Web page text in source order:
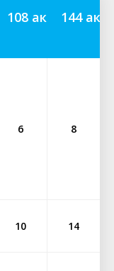
108 ак.ч 144 ак.ч
6 8
10 14